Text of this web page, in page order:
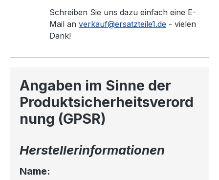
Schreiben Sie uns dazu einfach eine E-
Mail an verkauf@ersatzteile1.de - vielen
Dank!
Angaben im Sinne der
Produktsicherheitsverord
nung (GPSR)
Herstellerinformationen
Name: